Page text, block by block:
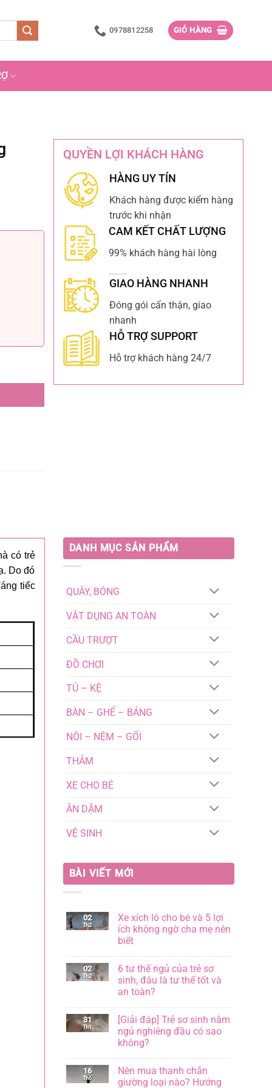
0978812258 GIỎ HÀNG
QUYỀN LỢI KHÁCH HÀNG
HÀNG UY TÍN
Khách hàng được kiểm hàng
trước khi nhận
CAM KẾT CHẤT LƯỢNG
99% khách hàng hài lòng
GIAO HÀNG NHANH
Đóng gói cẩn thận, giao
nhanh
HỖ TRỢ SUPPORT
Hỗ trợ khách hàng 24/7
có trẻ
Do đó
tiếc
DANH MỤC SẢN PHẨM
QUÂY, BÓNG
VẬT DỤNG AN TOÀN
CẦU TRƯỢT
ĐỒ CHƠI
TỦ – KỆ
BÀN – GHẾ – BẢNG
NÔI – NỆM – GỐI
THẢM
XE CHO BÉ
ĂN DẶM
VỆ SINH
BÀI VIẾT MỚI
02
Th2
Xe xích lô cho bé và 5 lợi
ích không ngờ cha mẹ nên
biết
bình
luận
ở
Xe
cho
bé
và
5
lợi
ngờ
cha
02
Th2
6 tư thế ngủ của trẻ sơ
sinh, đâu là tư thế tốt và
an toàn?
bình
luận
ở
6
ngủ
của
trẻ
31
Th1
[Giải đáp] Trẻ sơ sinh nằm
ngủ nghiêng đầu có sao
không?
bình
luận
ở
16
Th6
Nên mua thanh chắn
giường loại nào? Hướng